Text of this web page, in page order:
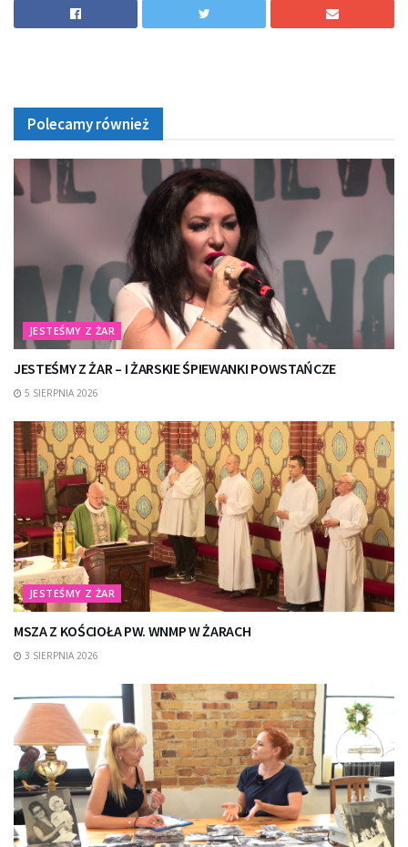
Polecamy również
JESTEŚMY Z ŻAR
JESTEŚMY Z ŻAR – I ŻARSKIE ŚPIEWANKI POWSTAŃCZE
5 SIERPNIA 2026
JESTEŚMY Z ŻAR
MSZA Z KOŚCIOŁA PW. WNMP W ŻARACH
3 SIERPNIA 2026